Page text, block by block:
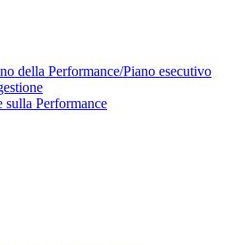
della Performance/Piano esecutivo
sulla Performance